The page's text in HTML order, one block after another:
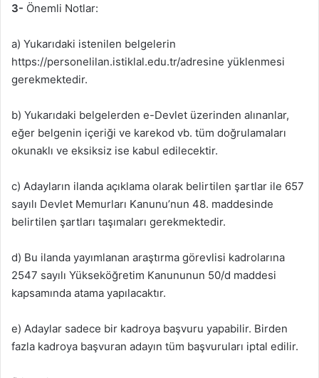
3- Önemli Notlar:
a) Yukarıdaki istenilen belgelerin
https://personelilan.istiklal.edu.tr/adresine yüklenmesi
gerekmektedir.
b) Yukarıdaki belgelerden e-Devlet üzerinden alınanlar,
eğer belgenin içeriği ve karekod vb. tüm doğrulamaları
okunaklı ve eksiksiz ise kabul edilecektir.
c) Adayların ilanda açıklama olarak belirtilen şartlar ile 657
sayılı Devlet Memurları Kanunu’nun 48. maddesinde
belirtilen şartları taşımaları gerekmektedir.
d) Bu ilanda yayımlanan araştırma görevlisi kadrolarına
2547 sayılı Yükseköğretim Kanununun 50/d maddesi
kapsamında atama yapılacaktır.
e) Adaylar sadece bir kadroya başvuru yapabilir. Birden
fazla kadroya başvuran adayın tüm başvuruları iptal edilir.